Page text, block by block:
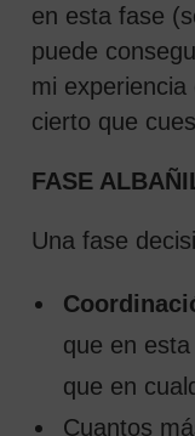
en esta fase
puede
mi
cierto que
FASE
Una fase
que en
que en
Cuantos